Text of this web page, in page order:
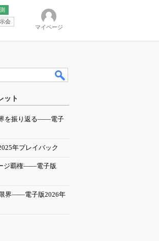
会
マイページ
ット
を振り返る――電子
年プレイバック
ジ覇権――電子版
界――電子版2026年